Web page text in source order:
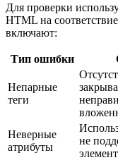
Для проверки
HTML на
включают:
Тип ошибки
Непарные
теги
Неверные
атрибуты
не